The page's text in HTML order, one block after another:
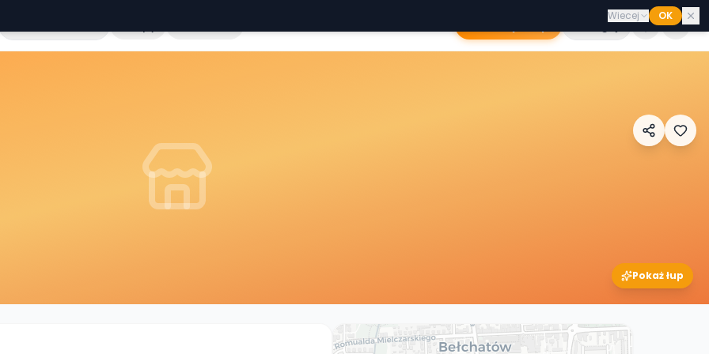
Zaloguj
Pokaż łup
Wiecej OK